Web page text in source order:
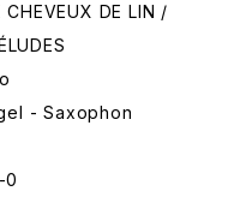
DE LIN /
- Saxophon
0